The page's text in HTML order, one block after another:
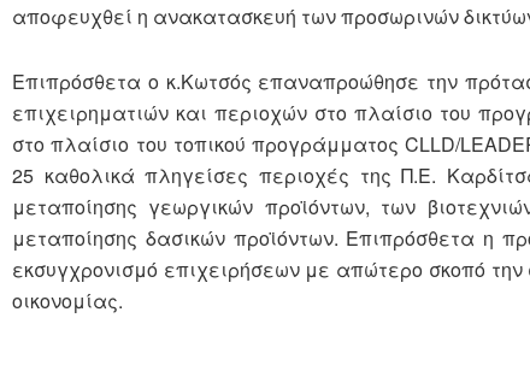
αποφευχθεί η ανακατασκευή των προσωρινών
Επιπρόσθετα ο κ.Κωτσός επαναπροώθησε την
επιχειρηματιών και περιοχών στο πλαίσιο του
στο πλαίσιο του τοπικού προγράμματος CLLD/
25 καθολικά πληγείσες περιοχές της Π.Ε.
μεταποίησης γεωργικών προϊόντων, των
μεταποίησης δασικών προϊόντων. Επιπρόσθετα η
εκσυγχρονισμό επιχειρήσεων με απώτερο σκοπό την
οικονομίας.